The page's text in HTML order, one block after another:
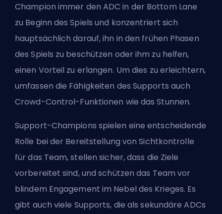
Champion immer den ADC in der Bottom Lane
zu Beginn des Spiels und konzentriert sich
hauptsächlich darauf, ihn in den frühen Phasen
des Spiels zu beschützen oder ihm zu helfen,
einen Vorteil zu erlangen. Um dies zu erleichtern,
umfassen die Fähigkeiten des Supports auch
Crowd-Control-Funktionen wie das Stunnen.
Support-Champions spielen eine entscheidende
Rolle bei der Bereitstellung von Sichtkontrolle
für das Team, stellen sicher, dass die Ziele
vorbereitet sind, und schützen das Team vor
blindem Engagement im Nebel des Krieges. Es
gibt auch viele Supports, die als sekundäre ADCs